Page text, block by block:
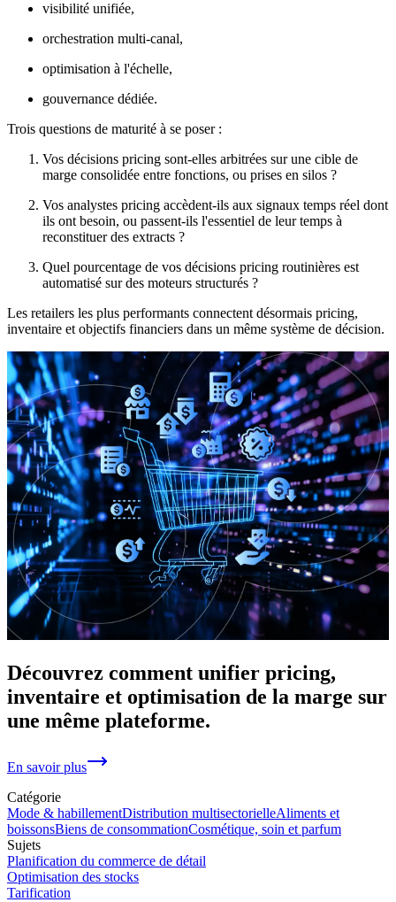
visibilité unifiée,
orchestration multi-canal,
optimisation à l'échelle,
gouvernance dédiée.
Trois questions de maturité à se poser :
Vos décisions pricing sont-elles arbitrées sur une cible de
marge consolidée entre fonctions, ou prises en silos ?
Vos analystes pricing accèdent-ils aux signaux temps réel dont
ils ont besoin, ou passent-ils l'essentiel de leur temps à
reconstituer des extracts ?
Quel pourcentage de vos décisions pricing routinières est
automatisé sur des moteurs structurés ?
Les retailers les plus performants connectent désormais pricing,
inventaire et objectifs financiers dans un même système de décision.
Découvrez comment unifier pricing,
inventaire et optimisation de la marge sur
une même plateforme.
En savoir plus
Catégorie
Mode & habillementDistribution multisectorielleAliments et
boissonsBiens de consommationCosmétique, soin et parfum
Sujets
Planification du commerce de détail
Optimisation des stocks
Tarification